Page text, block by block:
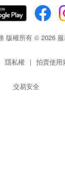
版權所有 © 2026
隱私權 | 拍賣使用
交易安全